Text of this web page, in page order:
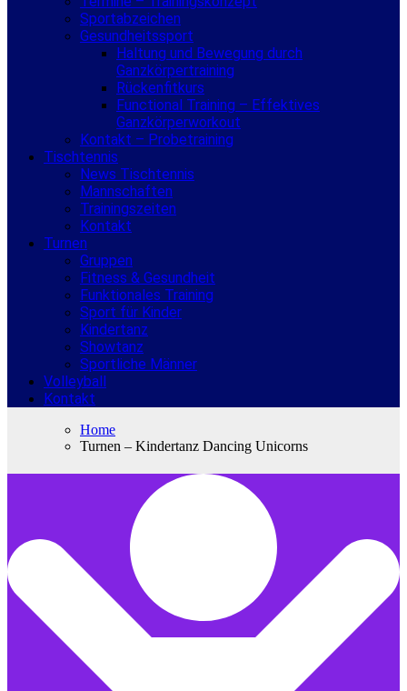
Sportabzeichen
Gesundheitssport
Haltung und Bewegung durch
Ganzkörpertraining
Rückenfitkurs
Functional Training – Effektives
Ganzkörperworkout
Kontakt – Probetraining
Tischtennis
News Tischtennis
Mannschaften
Trainingszeiten
Kontakt
Turnen
Gruppen
Fitness & Gesundheit
Funktionales Training
Sport für Kinder
Kindertanz
Showtanz
Sportliche Männer
Volleyball
Kontakt
Home
Turnen – Kindertanz Dancing Unicorns